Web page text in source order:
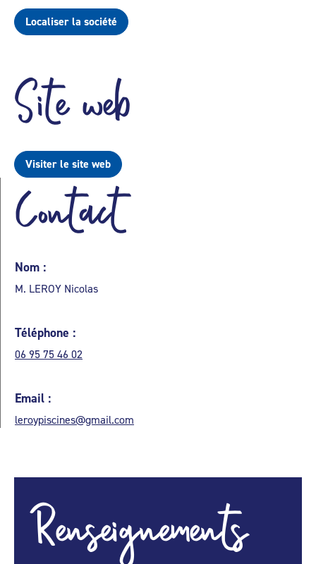
Localiser la société
Site web
Visiter le site web
Contact
Nom :
M. LEROY Nicolas
Téléphone :
06 95 75 46 02
Email :
leroypiscines@gmail.com
Renseignements